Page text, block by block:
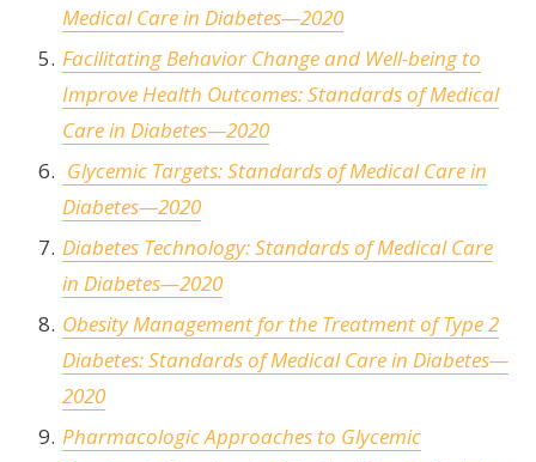
Medical Care in Diabetes—2020
Facilitating Behavior Change and Well-being to
Improve Health Outcomes:Standards of Medical
Care in Diabetes—2020
Glycemic Targets:Standards of Medical Care in
Diabetes—2020
Diabetes Technology: Standards of Medical Care
in Diabetes—2020
Obesity Management for the Treatment of Type 2
Diabetes:Standards of Medical Care in Diabetes—
2020
Pharmacologic Approaches to Glycemic